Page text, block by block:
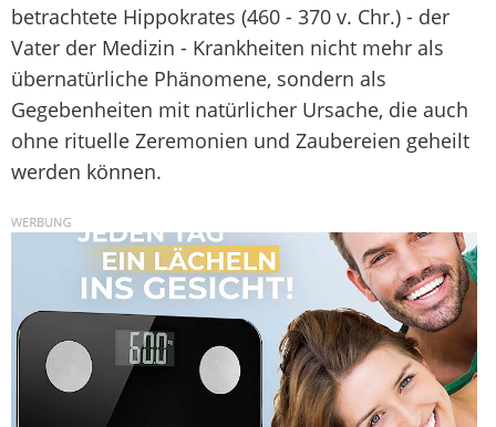
betrachtete Hippokrates (460 - 370 v. Chr.) - der
Vater der Medizin - Krankheiten nicht mehr als
übernatürliche Phänomene, sondern als
Gegebenheiten mit natürlicher Ursache, die auch
ohne rituelle Zeremonien und Zaubereien geheilt
werden können.